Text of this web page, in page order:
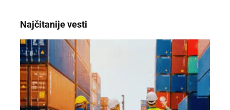
Najčitanije vesti